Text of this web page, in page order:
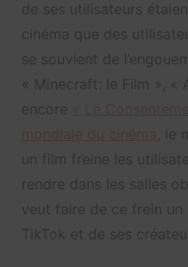
de ses utilisateurs
cinéma que des
se souvient de
« Minecraft: le Film », «
encore
, le
un film freine les
rendre dans les salles
veut faire de ce frein
TikTok et de ses